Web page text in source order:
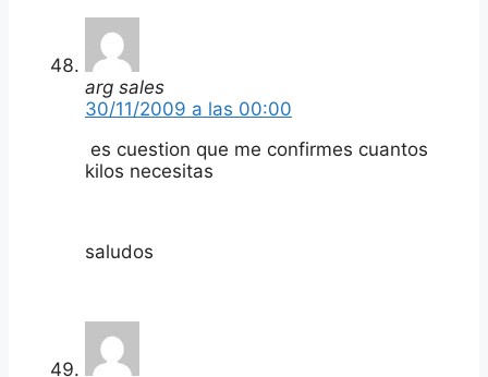
arg sales
30/11/2009 a las 00:00
es cuestion que me confirmes cuantos
kilos necesitas
saludos